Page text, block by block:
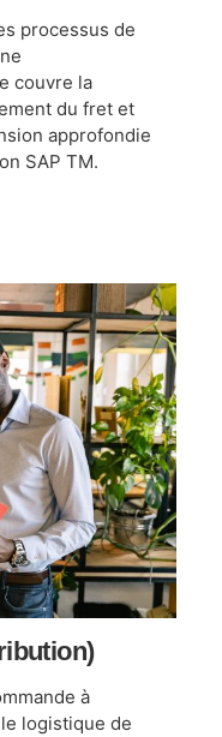
processus de
couvre la
du fret et
approfondie
SAP TM.
à
logistique de